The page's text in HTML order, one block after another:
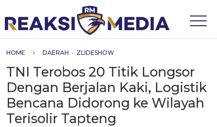
HOME DAERAH • ZLIDESHOW
TNI Terobos 20 Titik Longsor
Dengan Berjalan Kaki, Logistik
Bencana Didorong ke Wilayah
Terisolir Tapteng